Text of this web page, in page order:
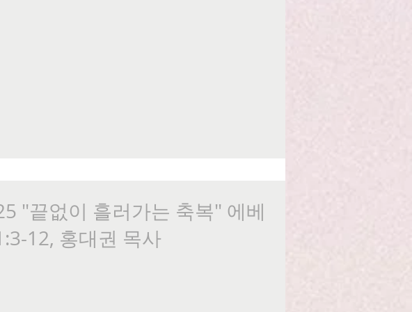
"끝없이 흘러가는 축복" 에베
12, 홍대권 목사